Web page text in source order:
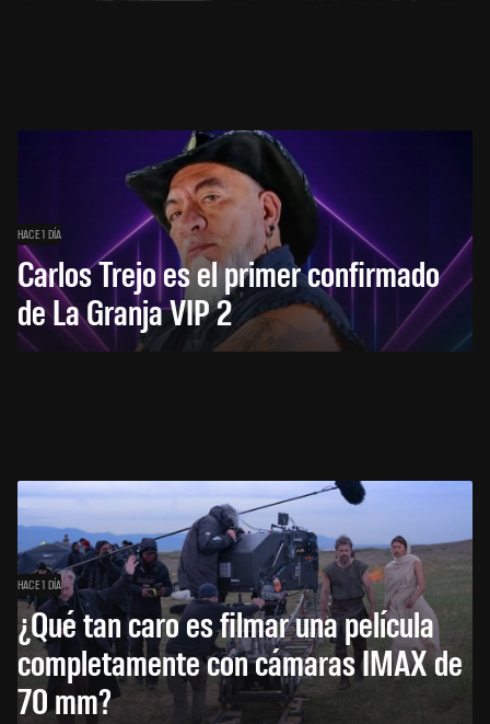
HACE 1 DÍA
Carlos Trejo es el primer confirmado
de La Granja VIP 2
HACE 1 DÍA
¿Qué tan caro es filmar una película
completamente con cámaras IMAX de
70 mm?